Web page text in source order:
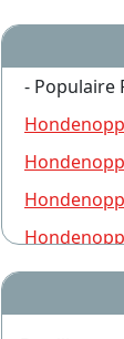
- Populaire